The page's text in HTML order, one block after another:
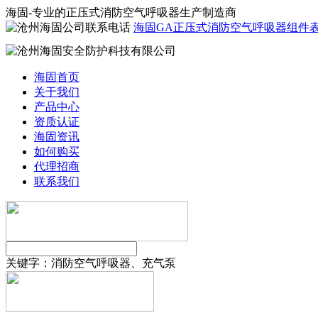
海固-专业的正压式消防空气呼吸器生产制造商
海固GA正压式消防空气呼吸器组件
海固首页
关于我们
产品中心
资质认证
海固资讯
如何购买
代理招商
联系我们
关键字： 消防空气呼吸器、充气泵